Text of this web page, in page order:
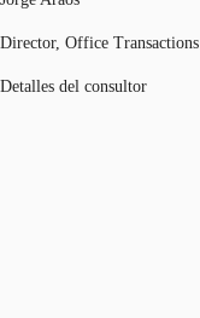
Director, Office Transactions
Detalles del consultor